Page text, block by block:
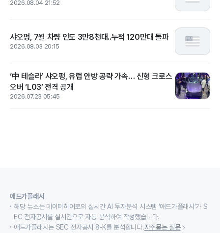
2026.08.04 21:52
샤오펑, 7월 차량 인도 3만8천대..누적 120만대 돌파
2026.08.03 20:15
‘中 테슬라’ 샤오펑, 유럽 안방 공략 가속… 신형 크로스
오버 ‘L03’ 전격 공개
2026.07.23 05:45
애드가플래시
해당 뉴스는 데이터히어로의 실시간 AI 투자분석 시스템 ‘애드가플래시’가 S
EC 전자공시를 실시간으로 자동 분석하여 작성했습니다.
애드가플래시는 SEC 전자공시 8-K를 분석합니다.자주묻는 질문